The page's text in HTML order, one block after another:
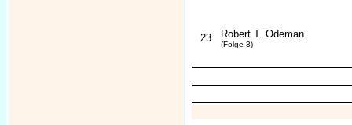
23 Robert T. Odeman
(Folge 3)